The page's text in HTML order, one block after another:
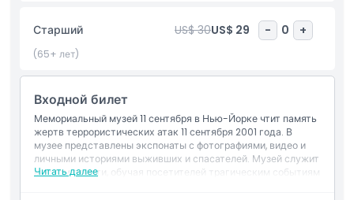
Основные моменты
Включено
Политика в отношении детей и взрослых
Часы работы
Старший US$ 30US$ 29 - 0 +
(65+ лет)
Входной билет
Мемориальный музей 11 сентября в Нью-Йорке чтит память
жертв террористических атак 11 сентября 2001 года. В
музее представлены экспонаты с фотографиями, видео и
личными историями выживших и спасателей. Музей служит
местом памяти, обучая посетителей трагическим событиям
Читать далее